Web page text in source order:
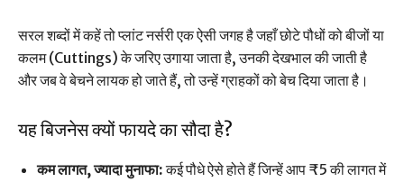
सरल शब्दों में कहें तो प्लांट नर्सरी एक ऐसी जगह है जहाँ छोटे पौधों को बीजों या
कलम (Cuttings) के जरिए उगाया जाता है, उनकी देखभाल की जाती है
और जब वे बेचने लायक हो जाते हैं, तो उन्हें ग्राहकों को बेच दिया जाता है।
यह बिजनेस क्यों फायदे का सौदा है?
कम लागत, ज्यादा मुनाफा:कई पौधे ऐसे होते हैं जिन्हें आप ₹5 की लागत में